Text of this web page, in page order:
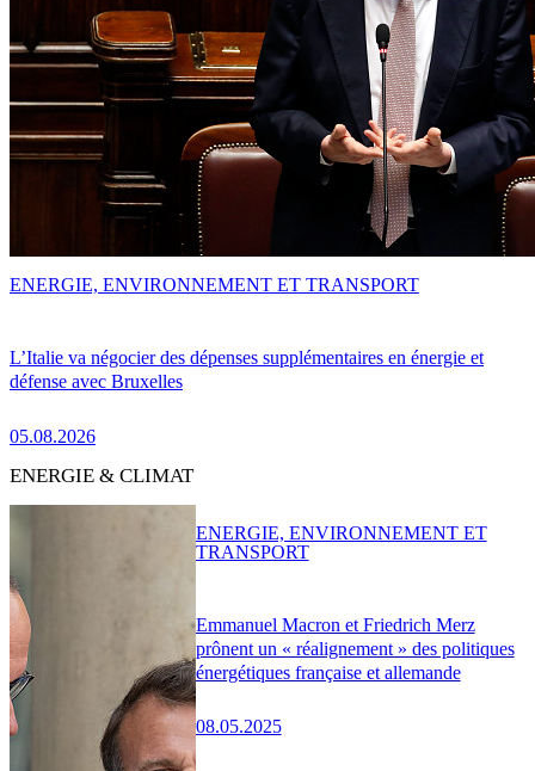
L’Italie va négocier des dépenses supplémentaires en énergie et
défense avec Bruxelles
05.08.2026
ENERGIE, ENVIRONNEMENT ET TRANSPORT
ENERGIE & CLIMAT
Emmanuel Macron et Friedrich Merz
prônent un « réalignement » des politiques
énergétiques française et allemande
08.05.2025
ENERGIE, ENVIRONNEMENT ET
TRANSPORT